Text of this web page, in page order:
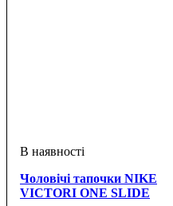
Чоловічі тапочки NIKE
VICTORI ONE SLIDE